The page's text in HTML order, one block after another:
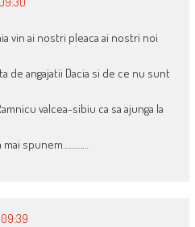
vin ai nostri pleaca ai nostri noi
de angajatii Dacia si de ce nu sunt
valcea-sibiu ca sa ajunga la
mai spunem…………